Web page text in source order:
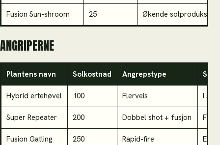
Fusion Sun-shroom 25 Økende solproduksjon
ANGRIPERNE
Plantens navn Solkostnad Angrepstype
Hybrid ertehøvel 100 Flerveis I
Super Repeater 200 Dobbel shot + fusjon
Fusion Gatling 250 Rapid-fire